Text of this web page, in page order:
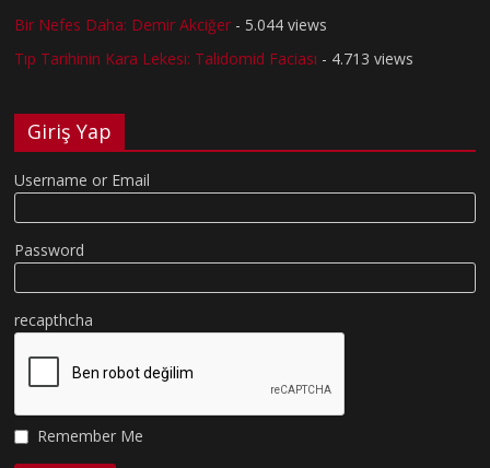
Bir Nefes Daha: Demir Akciğer - 5.044 views
Tıp Tarihinin Kara Lekesi: Talidomid Faciası - 4.713 views
Giriş Yap
Username or Email
Password
recapthcha
Remember Me